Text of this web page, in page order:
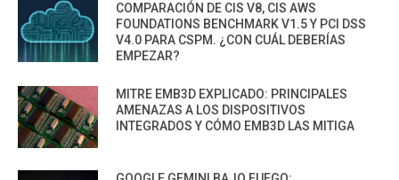
COMPARACIÓN DE CIS V8, CIS AWS
FOUNDATIONS BENCHMARK V1.5 Y PCI DSS
V4.0 PARA CSPM. ¿CON CUÁL DEBERÍAS
EMPEZAR?
MITRE EMB3D EXPLICADO: PRINCIPALES
AMENAZAS A LOS DISPOSITIVOS
INTEGRADOS Y CÓMO EMB3D LAS MITIGA